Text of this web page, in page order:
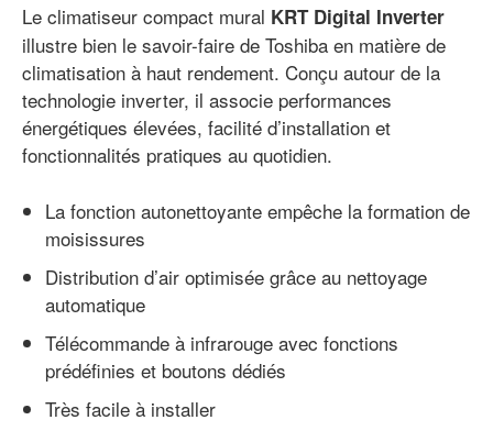
Le climatiseur compact mural KRT Digital Inverter
illustre bien le savoir-faire de Toshiba en matière de
climatisation à haut rendement. Conçu autour de la
technologie inverter, il associe performances
énergétiques élevées, facilité d’installation et
fonctionnalités pratiques au quotidien.
La fonction autonettoyante empêche la formation de
moisissures
Distribution d’air optimisée grâce au nettoyage
automatique
Télécommande à infrarouge avec fonctions
prédéfinies et boutons dédiés
Très facile à installer